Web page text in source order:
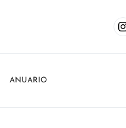
ANUARIO